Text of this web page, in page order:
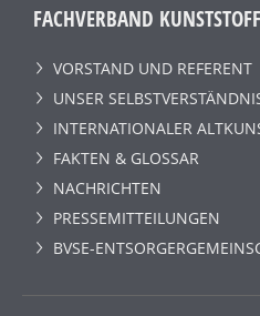
FACHVERBAND
VORSTAND UND REFERENT
UNSER
INTERNATIONALER
FAKTEN & GLOSSAR
NACHRICHTEN
PRESSEMITTEILUNGEN
BVSE-